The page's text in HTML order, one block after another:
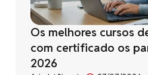
Os melhores cursos
com certificado os
2026